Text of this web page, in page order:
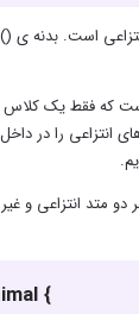
که فقط یک کلاس
انتزاعی را در
متد انتزاعی و غیر
{